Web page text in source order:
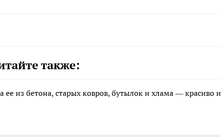
также:
ее из бетона, старых ковров, бутылок и хлама — красиво и